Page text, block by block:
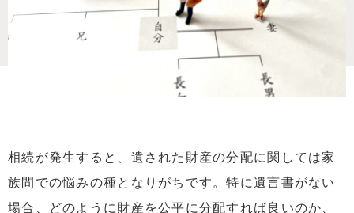
相続が発生すると、遺された財産の分配に関しては家
族間での悩みの種となりがちです。特に遺言書がない
場合、どのように財産を公平に分配すれば良いのか、